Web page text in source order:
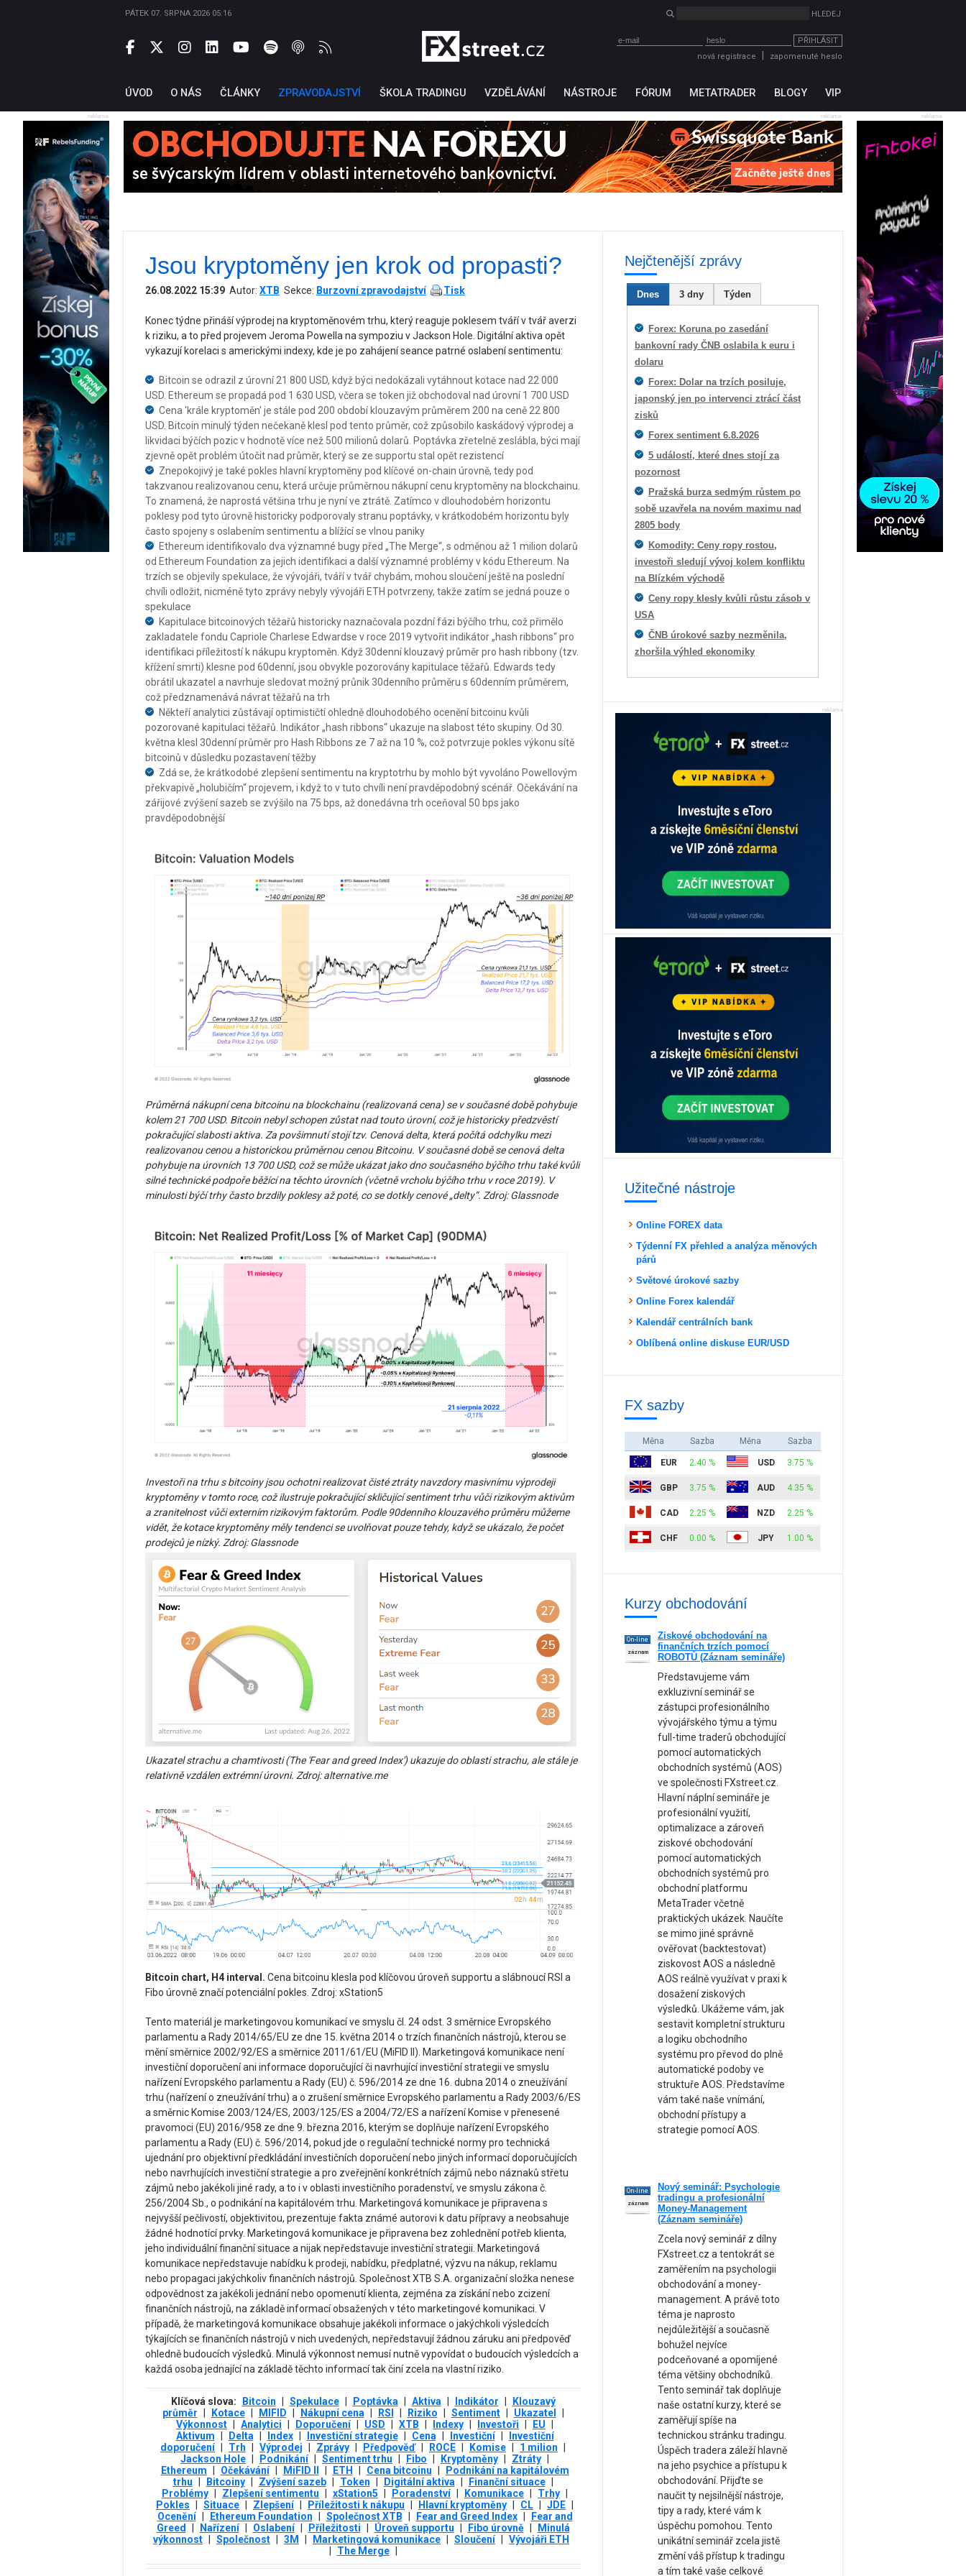
PÁTEK 07. SRPNA 2026 05:16
PŘIHLÁSIT
nová registrace
zapomenuté heslo
ÚVOD O NÁS ČLÁNKY ZPRAVODAJSTVÍ ŠKOLA TRADINGU VZDĚLÁVÁNÍ NÁSTROJE FÓRUM METATRADER BLOGY VIP
reklama reklama
reklama
Ticker Tapeby TradingView
Jsou kryptoměny jen krok od propasti?
26.08.2022 15:39 Autor: XTB Sekce: Burzovní zpravodajství Tisk
Konec týdne přináší výprodej na kryptoměnovém trhu, který reaguje poklesem tváří v tvář averzi
k riziku, a to před projevem Jeroma Powella na sympoziu v Jackson Hole. Digitální aktiva opět
vykazují korelaci s americkými indexy, kde je po zahájení seance patrné oslabení sentimentu:
Bitcoin se odrazil z úrovní 21 800 USD, když býci nedokázali vytáhnout kotace nad 22 000
USD. Ethereum se propadá pod 1 630 USD, včera se token již obchodoval nad úrovní 1 700 USD
Cena 'krále kryptoměn' je stále pod 200 období klouzavým průměrem 200 na ceně 22 800
USD. Bitcoin minulý týden nečekaně klesl pod tento průměr, což způsobilo kaskádový výprodej a
likvidaci býčích pozic v hodnotě více než 500 milionů dolarů. Poptávka zřetelně zeslábla, býci mají
zjevně opět problém útočit nad průměr, který se ze supportu stal opět rezistencí
Znepokojivý je také pokles hlavní kryptoměny pod klíčové on-chain úrovně, tedy pod
takzvanou realizovanou cenu, která určuje průměrnou nákupní cenu kryptoměny na blockchainu.
To znamená, že naprostá většina trhu je nyní ve ztrátě. Zatímco v dlouhodobém horizontu
poklesy pod tyto úrovně historicky podporovaly stranu poptávky, v krátkodobém horizontu byly
často spojeny s oslabením sentimentu a blížící se vlnou paniky
Ethereum identifikovalo dva významné bugy před „The Merge“, s odměnou až 1 milion dolarů
od Ethereum Foundation za jejich identifikaci a další významné problémy v kódu Ethereum. Na
trzích se objevily spekulace, že vývojáři, tváří v tvář chybám, mohou sloučení ještě na poslední
chvíli odložit, nicméně tyto zprávy nebyly vývojáři ETH potvrzeny, takže zatím se jedná pouze o
spekulace
Kapitulace bitcoinových těžařů historicky naznačovala pozdní fázi býčího trhu, což přimělo
zakladatele fondu Capriole Charlese Edwardse v roce 2019 vytvořit indikátor „hash ribbons“ pro
identifikaci příležitostí k nákupu kryptoměn. Když 30denní klouzavý průměr pro hash ribbony (tzv.
křížení smrti) klesne pod 60denní, jsou obvykle pozorovány kapitulace těžařů. Edwards tedy
obrátil ukazatel a navrhuje sledovat možný průnik 30denního průměru s 60denním průměrem,
což předznamenává návrat těžařů na trh
Někteří analytici zůstávají optimističtí ohledně dlouhodobého ocenění bitcoinu kvůli
pozorované kapitulaci těžařů. Indikátor „hash ribbons“ ukazuje na slabost této skupiny. Od 30.
května klesl 30denní průměr pro Hash Ribbons ze 7 až na 10 %, což potvrzuje pokles výkonu sítě
bitcoinů v důsledku pozastavení těžby
Zdá se, že krátkodobé zlepšení sentimentu na kryptotrhu by mohlo být vyvoláno Powellovým
překvapivě „holubičím“ projevem, i když to v tuto chvíli není pravděpodobný scénář. Očekávání na
zářijové zvýšení sazeb se zvýšilo na 75 bps, až donedávna trh oceňoval 50 bps jako
pravděpodobnější
Průměrná nákupní cena bitcoinu na blockchainu (realizovaná cena) se v současné době pohybuje
kolem 21 700 USD. Bitcoin nebyl schopen zůstat nad touto úrovní, což je historicky předzvěstí
pokračující slabosti aktiva. Za povšimnutí stojí tzv. Cenová delta, která počítá odchylku mezi
realizovanou cenou a historickou průměrnou cenou Bitcoinu. V současné době se cenová delta
pohybuje na úrovních 13 700 USD, což se může ukázat jako dno současného býčího trhu také kvůli
silné technické podpoře běžící na těchto úrovních (včetně vrcholu býčího trhu v roce 2019). V
minulosti býčí trhy často brzdily poklesy až poté, co se dotkly cenové „delty“. Zdroj: Glassnode
Investoři na trhu s bitcoiny jsou ochotni realizovat čisté ztráty navzdory masivnímu výprodeji
kryptoměny v tomto roce, což ilustruje pokračující skličující sentiment trhu vůči rizikovým aktivům
a zranitelnost vůči externím rizikovým faktorům. Podle 90denního klouzavého průměru můžeme
vidět, že kotace kryptoměny měly tendenci se uvolňovat pouze tehdy, když se ukázalo, že počet
prodejců je nízký. Zdroj: Glassnode
Ukazatel strachu a chamtivosti (The 'Fear and greed Index') ukazuje do oblasti strachu, ale stále je
relativně vzdálen extrémní úrovni. Zdroj: alternative.me
Bitcoin chart, H4 interval. Cena bitcoinu klesla pod klíčovou úroveň supportu a slábnoucí RSI a
Fibo úrovně značí potenciální pokles. Zdroj: xStation5
Tento materiál je marketingovou komunikací ve smyslu čl. 24 odst. 3 směrnice Evropského
parlamentu a Rady 2014/65/EU ze dne 15. května 2014 o trzích finančních nástrojů, kterou se
mění směrnice 2002/92/ES a směrnice 2011/61/EU (MiFID II). Marketingová komunikace není
investiční doporučení ani informace doporučující či navrhující investiční strategii ve smyslu
nařízení Evropského parlamentu a Rady (EU) č. 596/2014 ze dne 16. dubna 2014 o zneužívání
trhu (nařízení o zneužívání trhu) a o zrušení směrnice Evropského parlamentu a Rady 2003/6/ES
a směrnic Komise 2003/124/ES, 2003/125/ES a 2004/72/ES a nařízení Komise v přenesené
pravomoci (EU) 2016/958 ze dne 9. března 2016, kterým se doplňuje nařízení Evropského
parlamentu a Rady (EU) č. 596/2014, pokud jde o regulační technické normy pro technická
ujednání pro objektivní předkládání investičních doporučení nebo jiných informací doporučujících
nebo navrhujících investiční strategie a pro zveřejnění konkrétních zájmů nebo náznaků střetu
zájmů nebo jakékoli jiné rady, a to i v oblasti investičního poradenství, ve smyslu zákona č.
256/2004 Sb., o podnikání na kapitálovém trhu. Marketingová komunikace je připravena s
nejvyšší pečlivostí, objektivitou, prezentuje fakta známé autorovi k datu přípravy a neobsahuje
žádné hodnotící prvky. Marketingová komunikace je připravena bez zohlednění potřeb klienta,
jeho individuální finanční situace a nijak nepředstavuje investiční strategii. Marketingová
komunikace nepředstavuje nabídku k prodeji, nabídku, předplatné, výzvu na nákup, reklamu
nebo propagaci jakýchkoliv finančních nástrojů. Společnost XTB S.A. organizační složka nenese
odpovědnost za jakékoli jednání nebo opomenutí klienta, zejména za získání nebo zcizení
finančních nástrojů, na základě informací obsažených v této marketingové komunikaci. V
případě, že marketingová komunikace obsahuje jakékoli informace o jakýchkoli výsledcích
týkajících se finančních nástrojů v nich uvedených, nepředstavují žádnou záruku ani předpověď
ohledně budoucích výsledků. Minulá výkonnost nemusí nutně vypovídat o budoucích výsledcích a
každá osoba jednající na základě těchto informací tak činí zcela na vlastní riziko.
Klíčová slova: Bitcoin Spekulace Poptávka Aktiva Indikátor
Klouzavý
průměr
Kotace MIFID Nákupní cena RSI Riziko Sentiment Ukazatel
Výkonnost
Analytici Doporučení USD XTB Indexy Investoři EU
Aktivum
Delta Index Investiční strategie Cena Investiční
Investiční
doporučení
Trh Výprodej Zprávy Předpověď ROCE Komise 1 milion
Jackson Hole
Podnikání Sentiment trhu Fibo Kryptoměny Ztráty
Ethereum
Očekávání MiFID II ETH Cena bitcoinu
Podnikání na kapitálovém
trhu
Bitcoiny Zvýšení sazeb Token Digitální aktiva Finanční situace
Problémy
Zlepšení sentimentu xStation5 Poradenství Komunikace Trhy
Pokles
Situace Zlepšení Příležitosti k nákupu Hlavní kryptoměny CL JDE
Ocenění
Ethereum Foundation Společnost XTB Fear and Greed Index
Fear and
Greed
Nařízení Oslabení Příležitosti Úroveň supportu Fibo úrovně
Minulá
výkonnost
Společnost 3М Marketingová komunikace Sloučení
Vývojáři ETH
The Merge
Nejčtenější zprávy
Dnes 3 dny Týden
Forex: Koruna po zasedání
bankovní rady ČNB oslabila k euru i
dolaru
Forex: Dolar na trzích posiluje,
japonský jen po intervenci ztrácí část
zisků
Forex sentiment 6.8.2026
5 událostí, které dnes stojí za
pozornost
Pražská burza sedmým růstem po
sobě uzavřela na novém maximu nad
2805 body
Komodity: Ceny ropy rostou,
investoři sledují vývoj kolem konfliktu
na Blízkém východě
Ceny ropy klesly kvůli růstu zásob v
USA
ČNB úrokové sazby nezměnila,
zhoršila výhled ekonomiky
reklama
Užitečné nástroje
Online FOREX data
Týdenní FX přehled a analýza měnových
párů
Světové úrokové sazby
Online Forex kalendář
Kalendář centrálních bank
Oblíbená online diskuse EUR/USD
FX sazby
Měna Sazba Měna Sazba
EUR 2.40 % USD 3.75 %
GBP 3.75 % AUD 4.35 %
CAD 2.25 % NZD 2.25 %
CHF 0.00 % JPY 1.00 %
Kurzy obchodování
On-line
záznam
Ziskové obchodování na
finančních trzích pomocí
ROBOTŮ (Záznam semináře)
Představujeme vám
exkluzivní seminář se
zástupci profesionálního
vývojářského týmu a týmu
full-time traderů obchodující
pomocí automatických
obchodních systémů (AOS)
ve společnosti FXstreet.cz.
Hlavní náplní semináře je
profesionální využití,
optimalizace a zároveň
ziskové obchodování
pomocí automatických
obchodních systémů pro
obchodní platformu
MetaTrader včetně
praktických ukázek. Naučíte
se mimo jiné správně
ověřovat (backtestovat)
ziskovost AOS a následně
AOS reálně využívat v praxi k
dosažení ziskových
výsledků. Ukážeme vám, jak
sestavit kompletní strukturu
a logiku obchodního
systému pro převod do plně
automatické podoby ve
struktuře AOS. Představíme
vám také naše vnímání,
obchodní přístupy a
strategie pomocí AOS.
On-line
záznam
Nový seminář: Psychologie
tradingu a profesionální
Money-Management
(Záznam semináře)
Zcela nový seminář z dílny
FXstreet.cz a tentokrát se
zaměřením na psychologii
obchodování a money-
management. A právě toto
téma je naprosto
nejdůležitější a současně
bohužel nejvíce
podceňované a opomíjené
téma většiny obchodníků.
Tento seminář tak doplňuje
naše ostatní kurzy, které se
zaměřují spíše na
technickou stránku tradingu.
Úspěch tradera záleží hlavně
na jeho psychice a přístupu k
obchodování. Přijďte se
naučit ty nejsilnější nástroje,
tipy a rady, které vám k
úspěchu pomohou. Tento
unikátní seminář zcela jistě
změní váš přístup k tradingu
a tím také vaše celkové